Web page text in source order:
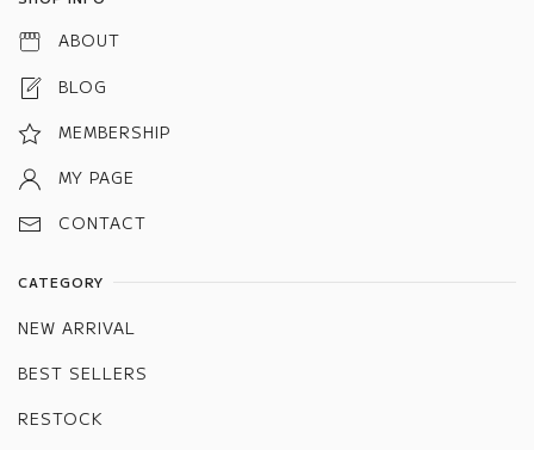
ABOUT
BLOG
MEMBERSHIP
MY PAGE
CONTACT
CATEGORY
NEW ARRIVAL
BEST SELLERS
RESTOCK